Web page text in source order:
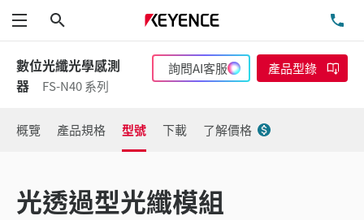
功能表
數位光纖光學感測
器
FS-N40 系列
詢問AI客服 產品型錄
概覽 產品規格 型號 下載 了解價格
光透過型光纖模組